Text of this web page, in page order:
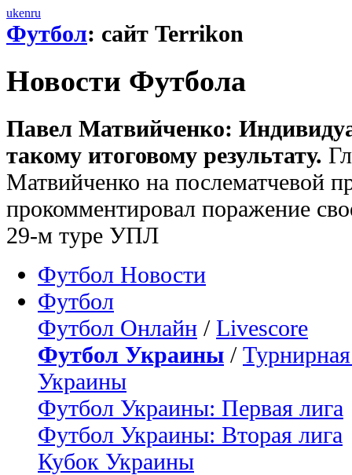
ukenru
Футбол: сайт Terrikon
Новости Футбола
Павел Матвийченко:
такому итоговому результату.
Матвийченко на послематчевой
прокомментировал поражение
29-м туре УПЛ
Футбол Новости
Футбол
Футбол Онлайн / Livescore
Футбол Украины /
Украины
Футбол Украины: Первая лига
Футбол Украины: Вторая лига
Кубок Украины